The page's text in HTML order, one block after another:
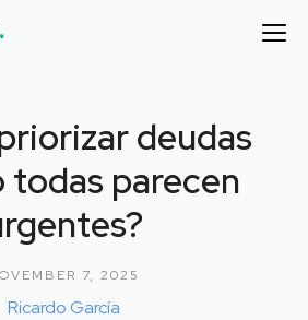
deudas
todas parecen
7, 2025
Ricardo García